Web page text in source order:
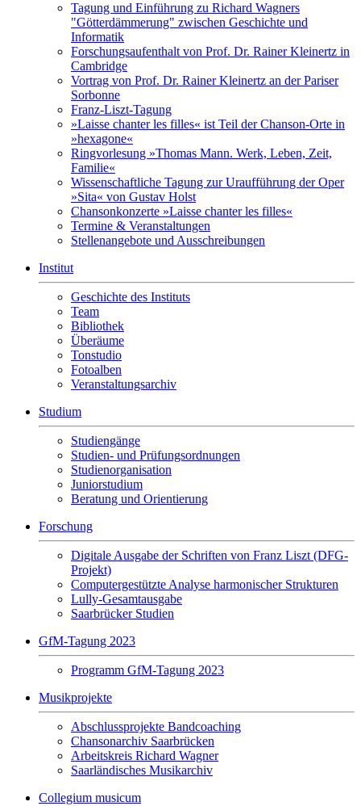
Tagung und Einführung zu Richard Wagners
"Götterdämmerung" zwischen Geschichte und
Informatik
Forschungsaufenthalt von Prof. Dr. Rainer Kleinertz in
Cambridge
Vortrag von Prof. Dr. Rainer Kleinertz an der Pariser
Sorbonne
Franz-Liszt-Tagung
»Laisse chanter les filles« ist Teil der Chanson-Orte in
»hexagone«
Ringvorlesung »Thomas Mann. Werk, Leben, Zeit,
Familie«
Wissenschaftliche Tagung zur Uraufführung der Oper
»Sita« von Gustav Holst
Chansonkonzerte »Laisse chanter les filles«
Termine & Veranstaltungen
Stellenangebote und Ausschreibungen
Institut
Geschichte des Instituts
Team
Bibliothek
Überäume
Tonstudio
Fotoalben
Veranstaltungsarchiv
Studium
Studiengänge
Studien- und Prüfungsordnungen
Studienorganisation
Juniorstudium
Beratung und Orientierung
Forschung
Digitale Ausgabe der Schriften von Franz Liszt (DFG-
Projekt)
Computergestützte Analyse harmonischer Strukturen
Lully-Gesamtausgabe
Saarbrücker Studien
GfM-Tagung 2023
Programm GfM-Tagung 2023
Musikprojekte
Abschlussprojekte Bandcoaching
Chansonarchiv Saarbrücken
Arbeitskreis Richard Wagner
Saarländisches Musikarchiv
Collegium musicum